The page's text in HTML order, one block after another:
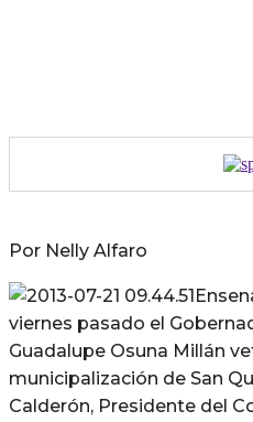
Por Nelly Alfaro
viernes pasado el
Guadalupe Osuna Millán
municipalización de San
Calderón, Presidente del